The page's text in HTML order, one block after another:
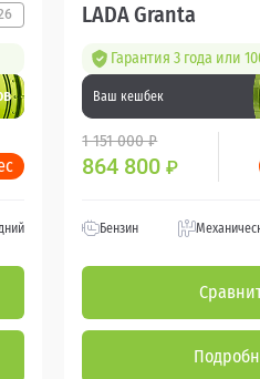
LADA Granta
Гарантия 3 года или
Ваш кешбек
1 151 000 ₽
864 800₽
Бензин